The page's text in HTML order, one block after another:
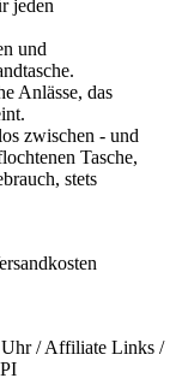
jeden
und
Anlässe, das
zwischen - und
Tasche,
stets
Uhr / Affiliate Links /